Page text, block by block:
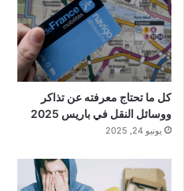
كل ما تحتاج معرفته عن تذاكر
ووسائل النقل في باريس 2025
يونيو 24, 2025